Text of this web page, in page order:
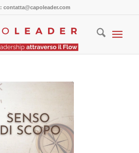
contatta@capoleader.com